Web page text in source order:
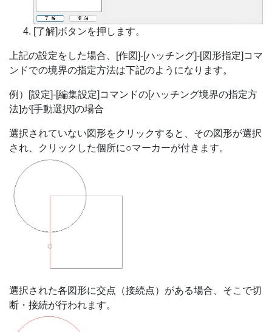
[了解]ボタンを押します。
上記の設定をした場合、[作図]-[ハッチング]-[図形指定]コマ
ンドでの境界の指定方法は下記のようになります。
例）[設定]-[編集設定]コマンドの[ハッチング境界の指定方
法]が[手動選択]の場合
選択されていない図形をクリックすると、その図形が選択
され、クリックした個所に○マーカーが付きます。
選択された各図形に交点（接続点）がある場合、そこで切
断・接続が行われます。